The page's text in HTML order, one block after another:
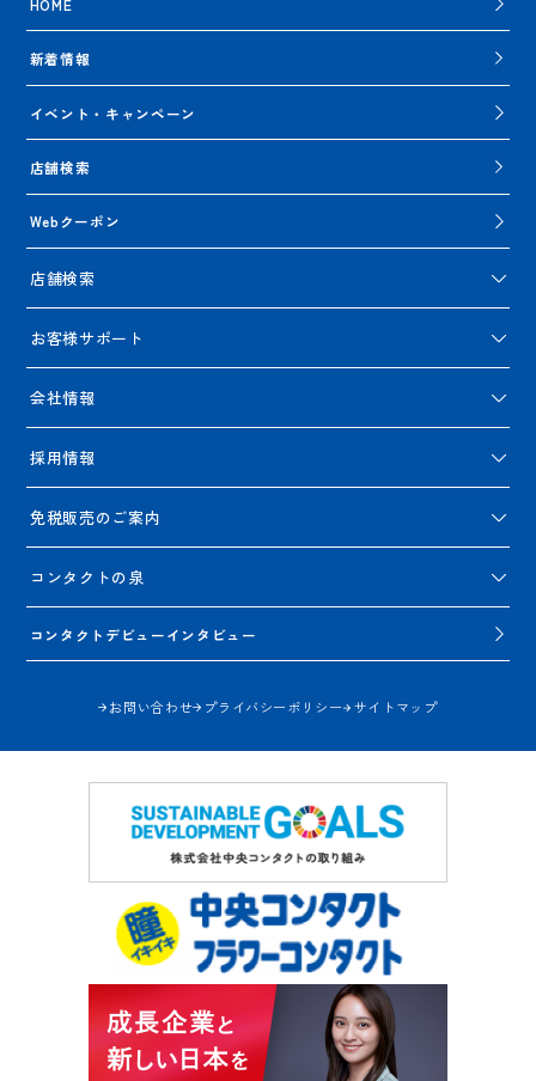
新着情報
イベント・キャンペーン
店舗検索
Webクーポン
店舗検索
お客様サポート
会社情報
採用情報
免税販売のご案内
コンタクトの泉
コンタクトデビューインタビュー
お問い合わせ プライバシーポリシー サイトマップ